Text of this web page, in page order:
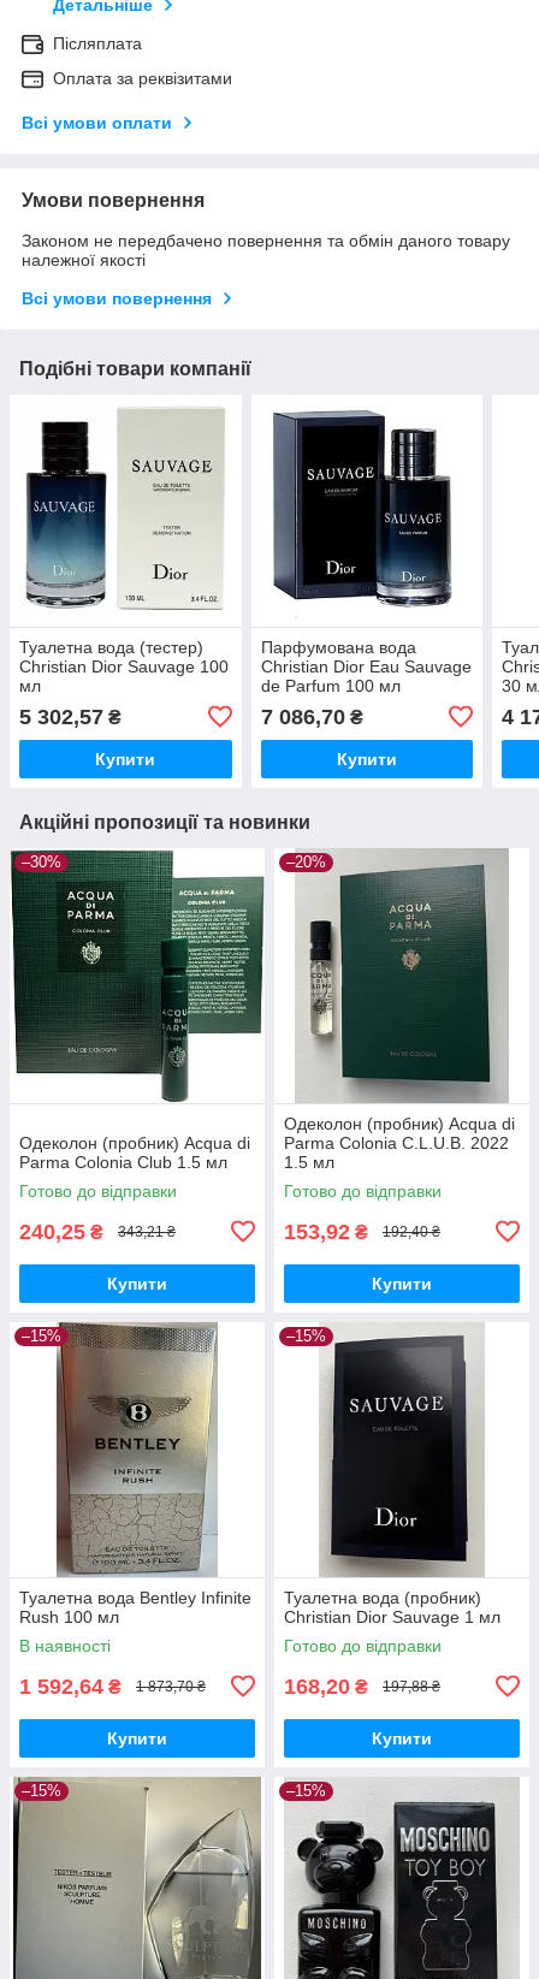
Детальніше
Післяплата
Оплата за реквізитами
Всі умови оплати
Умови повернення
Законом не передбачено повернення та обмін даного товару
належної якості
Всі умови повернення
Подібні товари компанії
Туалетна вода (тестер)
Christian Dior Sauvage 100
мл
5 302,57 ₴
Купити
Парфумована вода
Christian Dior Eau Sauvage
de Parfum 100 мл
7 086,70₴
Купити
30
4
Акційні пропозиції та новинки
–30%
Одеколон (пробник) Acqua di
Parma Colonia Club 1.5 мл
Готово до відправки
240,25 ₴ 343,21 ₴
Купити
–20%
Одеколон (пробник) Acqua di
Parma Colonia C.L.U.B. 2022
1.5 мл
Готово до відправки
153,92 ₴ 192,40 ₴
Купити
–15%
Туалетна вода Bentley Infinite
Rush 100 мл
В наявності
1 592,64 ₴ 1 873,70 ₴
Купити
–15%
Туалетна вода (пробник)
Christian Dior Sauvage 1 мл
Готово до відправки
168,20 ₴ 197,88 ₴
Купити
–15% –15%